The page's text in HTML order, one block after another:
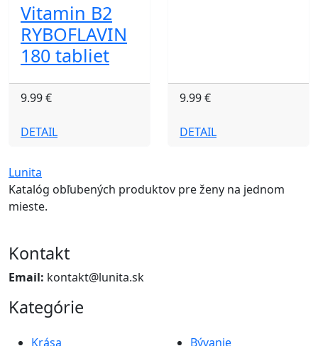
Vitamin B2
RYBOFLAVIN
180 tabliet
9.99 €
DETAIL
9.99 €
DETAIL
Lunita
Katalóg obľubených produktov pre ženy na jednom
mieste.
Kontakt
Email: kontakt@lunita.sk
Kategórie
Krása Bývanie